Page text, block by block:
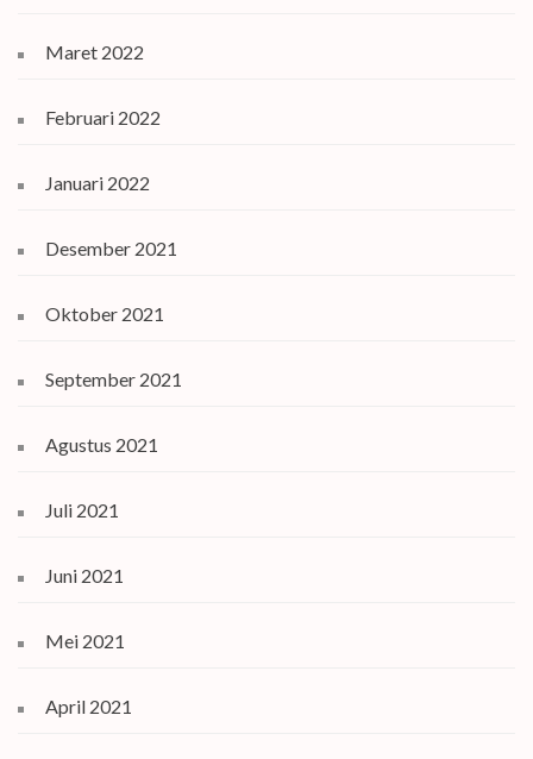
Maret 2022
Februari 2022
Januari 2022
Desember 2021
Oktober 2021
September 2021
Agustus 2021
Juli 2021
Juni 2021
Mei 2021
April 2021